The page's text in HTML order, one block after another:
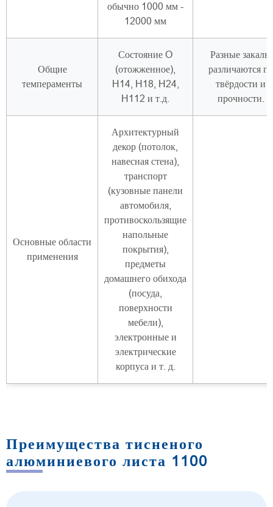
обычно 1000 мм -
12000 мм
Общие
темпераменты
Состояние O
(отожженное),
H14, H18, H24,
H112 и т.д.
Разные закалы
различаются по
твёрдости и
прочности.
Основные области
применения
Архитектурный
декор (потолок,
навесная стена),
транспорт
(кузовные панели
автомобиля,
противоскользящие
напольные
покрытия),
предметы
домашнего обихода
(посуда,
поверхности
мебели),
электронные и
электрические
корпуса и т. д.
Преимущества тисненого
алюминиевого листа 1100